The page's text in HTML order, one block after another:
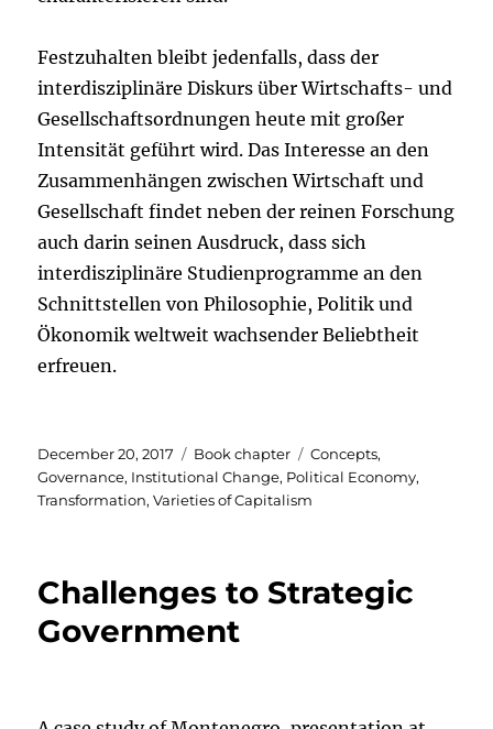
Festzuhalten bleibt jedenfalls, dass der
interdisziplinäre Diskurs über Wirtschafts- und
Gesellschaftsordnungen heute mit großer
Intensität geführt wird. Das Interesse an den
Zusammenhängen zwischen Wirtschaft und
Gesellschaft findet neben der reinen Forschung
auch darin seinen Ausdruck, dass sich
interdisziplinäre Studienprogramme an den
Schnittstellen von Philosophie, Politik und
Ökonomik weltweit wachsender Beliebtheit
erfreuen.
Posted
on
December 20, 2017 Categories
Book chapter Tags
Concepts,
Governance, Institutional Change, Political Economy,
Transformation,Varieties of Capitalism
Challenges to Strategic
Government